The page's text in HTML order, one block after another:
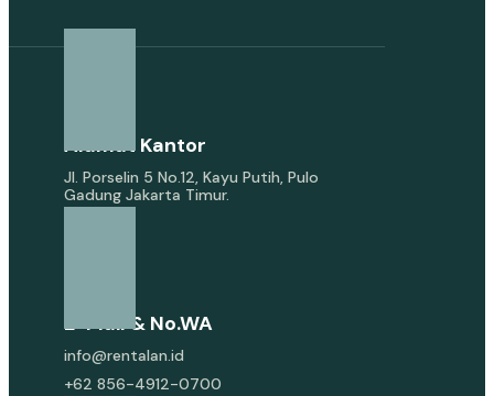
Alamat Kantor
Jl. Porselin 5 No.12, Kayu Putih, Pulo
Gadung Jakarta Timur.
E-Mail & No.WA
info@rentalan.id
+62 856-4912-0700